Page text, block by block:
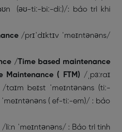
(əʊ-tiː-biː-diː)/: bảo trì khi
/prɪˈdɪktɪv ˈmeɪntənəns/
/Time based maintenance
Maintenance ( FTM) /ˌpɜːraɪ
/taɪm beɪst ˈmeɪntənəns (tiː-
( ef-tiː-em)/ : bảo
/liːn ˈmeɪntənəns/ : Bảo trì tinh